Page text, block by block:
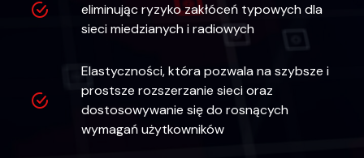
eliminując ryzyko zakłóceń typowych dla
sieci miedzianych i radiowych
Elastyczności, która pozwala na szybsze i
prostsze rozszerzanie sieci oraz
dostosowywanie się do rosnących
wymagań użytkowników